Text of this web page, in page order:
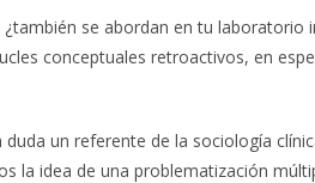
¿también se abordan en tu
conceptuales retroactivos, en
duda un referente de la sociología
la idea de una problematización